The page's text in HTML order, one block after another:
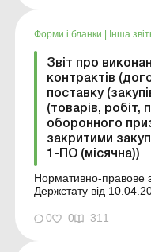
Форми і бланки Інша
Звіт про
контрактів
поставку
(товарів, робіт,
оборонного
закритими
1-ПО (місячна))
Нормативно-правове
Держстату від
статистичного
виконання
0 0 311